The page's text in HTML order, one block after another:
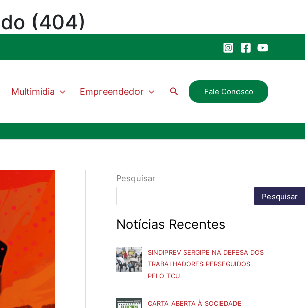
Multimídia Empreendedor PesquisarFale Conosco
Pesquisar
Pesquisar
Notícias Recentes
SINDIPREV SERGIPE NA DEFESA DOS
TRABALHADORES PERSEGUIDOS
PELO TCU
CARTA ABERTA À SOCIEDADE